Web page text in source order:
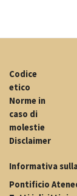
Codice
etico
Norme in
caso di
molestie
Disclaimer
Informativa
Pontificio